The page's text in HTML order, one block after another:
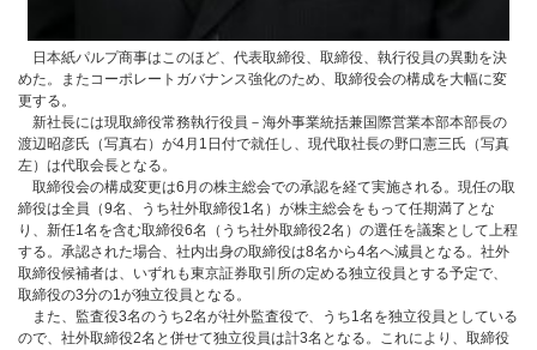
日本紙パルプ商事はこのほど、代表取締役、取締役、執行役員の異動を決
めた。またコーポレートガバナンス強化のため、取締役会の構成を大幅に変
更する。
新社長には現取締役常務執行役員－海外事業統括兼国際営業本部本部長の
渡辺昭彦氏（写真右）が4月1日付で就任し、現代取社長の野口憲三氏（写真
左）は代取会長となる。
取締役会の構成変更は6月の株主総会での承認を経て実施される。現任の取
締役は全員（9名、うち社外取締役1名）が株主総会をもって任期満了とな
り、新任1名を含む取締役6名（うち社外取締役2名）の選任を議案として上程
する。承認された場合、社内出身の取締役は8名から4名へ減員となる。社外
取締役候補者は、いずれも東京証券取引所の定める独立役員とする予定で、
取締役の3分の1が独立役員となる。
また、監査役3名のうち2名が社外監査役で、うち1名を独立役員としている
ので、社外取締役2名と併せて独立役員は計3名となる。これにより、取締役